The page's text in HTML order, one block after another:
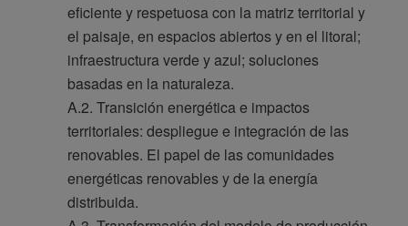
eficiente y respetuosa con la matriz territorial y
el paisaje, en espacios abiertos y en el litoral;
infraestructura verde y azul; soluciones
basadas en la naturaleza.
A.2. Transición energética e impactos
territoriales: despliegue e integración de las
renovables. El papel de las comunidades
energéticas renovables y de la energía
distribuida.